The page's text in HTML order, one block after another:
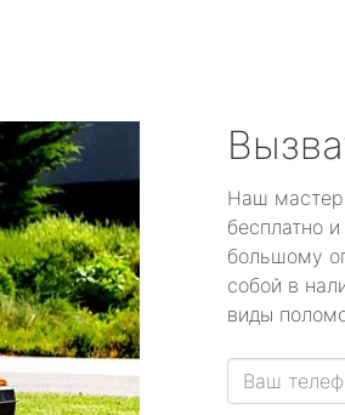
Наш мастер
бесплатно
большому
собой в
виды